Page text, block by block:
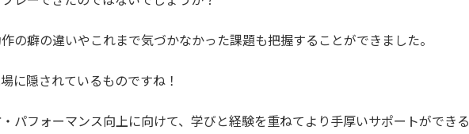
の癖の違いやこれまで気づかなかった課題も把握することができました。
に隠されているものですね！
パフォーマンス向上に向けて、学びと経験を重ねてより手厚いサポートができる